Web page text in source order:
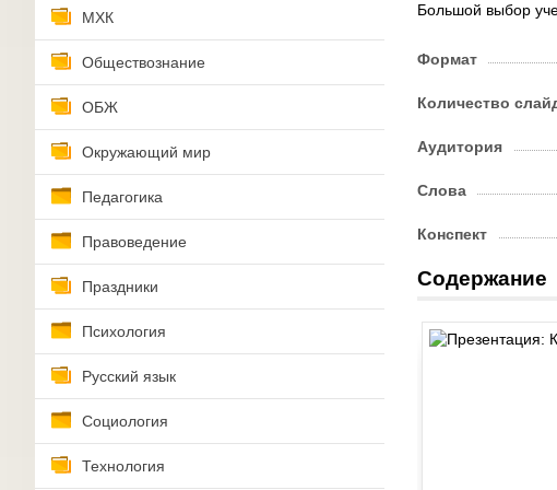
МХК
Обществознание
ОБЖ
Окружающий мир
Педагогика
Правоведение
Праздники
Психология
Русский язык
Социология
Технология
Большой выбор
Формат
Количество
Аудитория
Слова
Конспект
Содержание